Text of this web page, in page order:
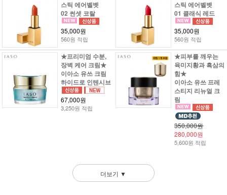
스틱 에어벨벳
02 썬셋 코랄
35,000원
560원 적립
스틱 에어벨벳
01 클래식 레드
35,000원
560원 적립
★프리미엄 수분,
장벽 케어 크림★
이아소 유쓰 크림
하이드로 인텐시브
67,000원
3,250원 적립
★피부를 깨우는
육미지황과 흑삼의
힘★
이아소 유쓰 프레
스티지 리뉴얼 크
림
350,000원
280,000원
5,600원 적립
더보기 ▼